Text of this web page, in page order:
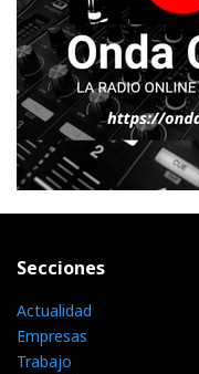
Secciones
Actualidad
Empresas
Trabajo